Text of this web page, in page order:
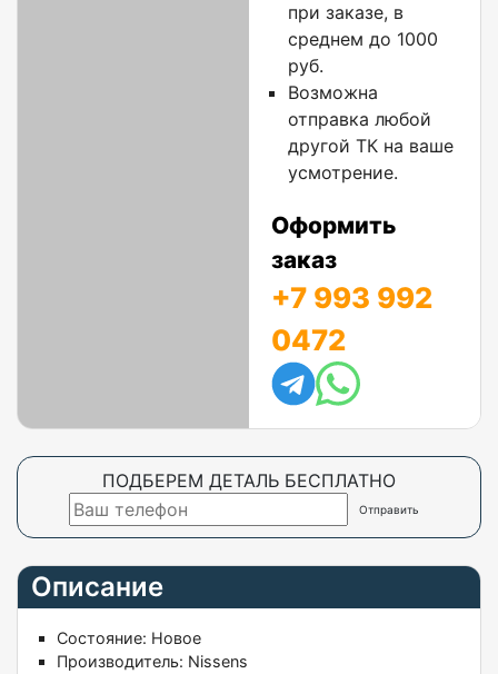
при заказе, в
среднем до 1000
руб.
Возможна
отправка любой
другой ТК на ваше
усмотрение.
Оформить
заказ
+7 993 992
0472
ПОДБЕРЕМ ДЕТАЛЬ БЕСПЛАТНО
Описание
Состояние: Новое
Производитель: Nissens